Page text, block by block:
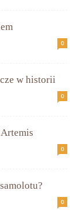
0
w historii
0
0
0